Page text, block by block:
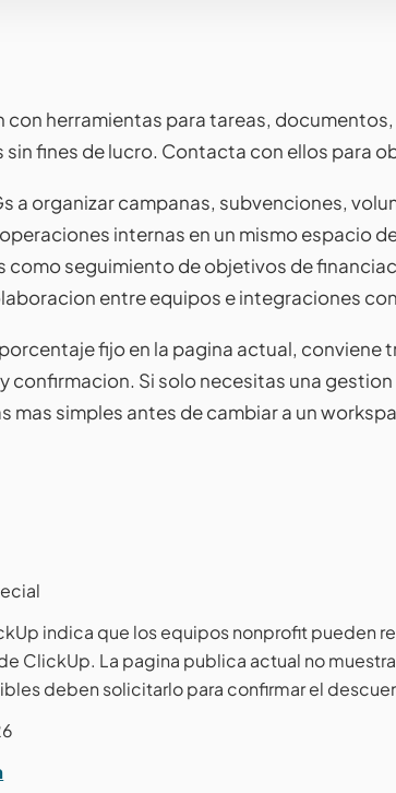
con herramientas para tareas,
fines de lucro. Contacta con ellos para
a organizar campanas, subvenciones,
internas en un mismo espacio
como seguimiento de objetivos de
entre equipos e integraciones
fijo en la pagina actual, conviene
confirmacion. Si solo necesitas una gestion
simples antes de cambiar a un
indica que los equipos nonprofit pueden
ClickUp. La pagina publica actual no
deben solicitarlo para confirmar el